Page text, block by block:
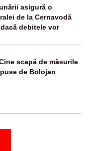
asigură o
de la Cernavodă
debitele vor
scapă de măsurile
de Bolojan